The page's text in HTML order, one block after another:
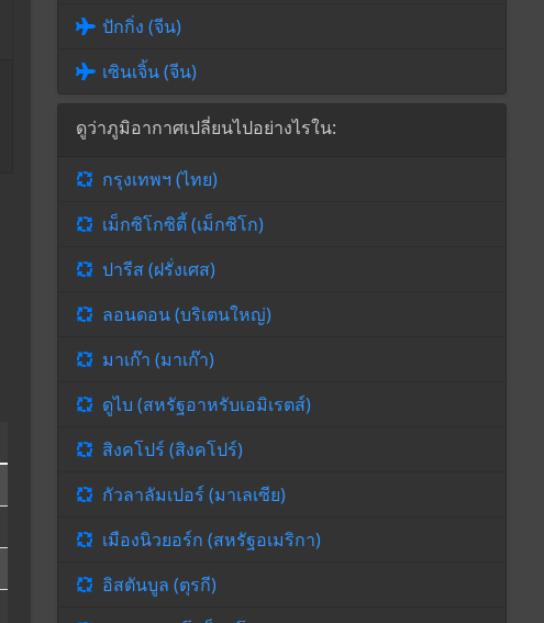
ปักกิ่ง (จีน)
เซินเจิ้น (จีน)
ดูว่าภูมิอากาศเปลี่ยนไปอย่างไรใน:
กรุงเทพฯ (ไทย)
เม็กซิโกซิตี้ (เม็กซิโก)
ปารีส (ฝรั่งเศส)
ลอนดอน (บริเตนใหญ่)
มาเก๊า (มาเก๊า)
ดูไบ (สหรัฐอาหรับเอมิเรตส์)
สิงคโปร์ (สิงคโปร์)
กัวลาลัมเปอร์ (มาเลเซีย)
เมืองนิวยอร์ก (สหรัฐอเมริกา)
อิสตันบูล (ตุรกี)